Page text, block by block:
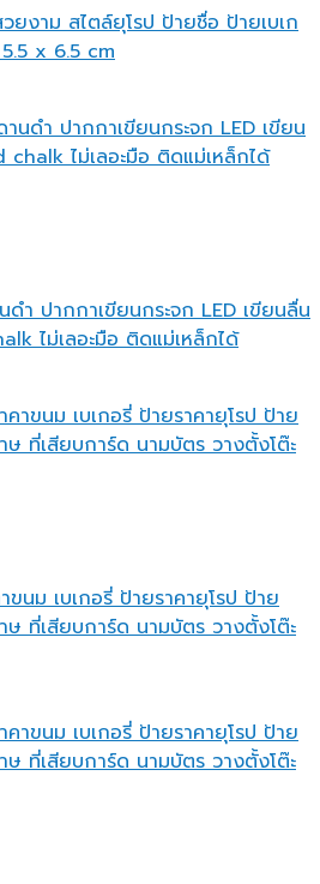
ยงาม สไตล์ยุโรป ป้ายชื่อ ป้ายเบเก
x 6.5 cm
ำ ปากกาเขียนกระจก LED เขียนลื่น
ไม่เลอะมือ ติดแม่เหล็กได้
นม เบเกอรี่ ป้ายราคายุโรป ป้าย
ษ ที่เสียบการ์ด นามบัตร วางตั้งโต๊ะ